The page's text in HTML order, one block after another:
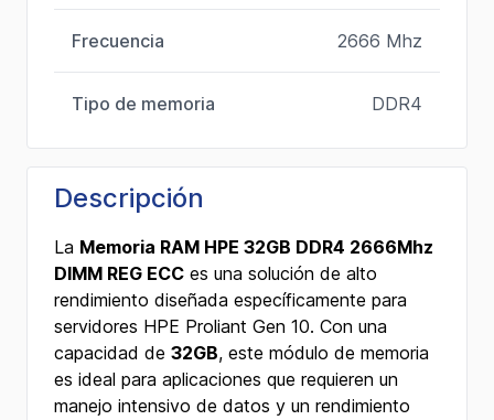
Frecuencia 2666 Mhz
Tipo de memoria DDR4
Descripción
La Memoria RAM HPE 32GB DDR4 2666Mhz
DIMM REG ECC es una solución de alto
rendimiento diseñada específicamente para
servidores HPE Proliant Gen 10. Con una
capacidad de 32GB, este módulo de memoria
es ideal para aplicaciones que requieren un
manejo intensivo de datos y un rendimiento